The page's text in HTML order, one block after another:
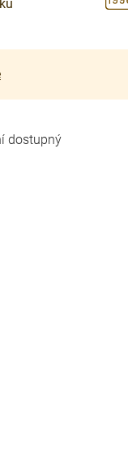
dostupný